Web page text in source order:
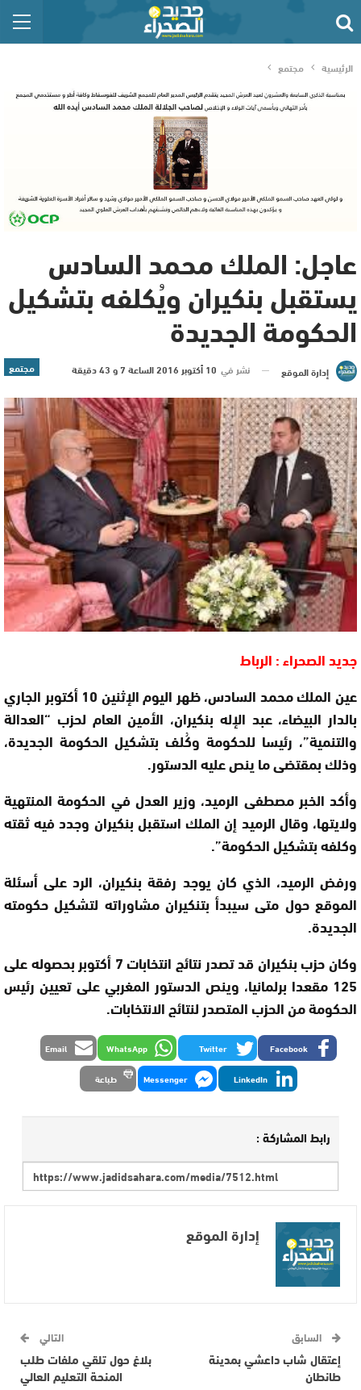
الرئيسية مجتمع
عاجل: الملك محمد السادس
يستقبل بنكيران ويُكلفه بتشكيل
الحكومة الجديدة
مجتمع إدارة الموقع نشر في 10 أكتوبر 2016 الساعة 7 و 43 دقيقة
جديد الصحراء : الرباط
عين الملك محمد السادس، ظهر اليوم الإثنين 10 أكتوبر الجاري
بالدار البيضاء، عبد الإله بنكيران، الأمين العام لحزب “العدالة
والتنمية”، رئيسا للحكومة وكُلف بتشكيل الحكومة الجديدة،
وذلك بمقتضى ما ينص عليه الدستور.
وأكد الخبر مصطفى الرميد، وزير العدل في الحكومة المنتهية
ولايتها، وقال الرميد إن الملك استقبل بنكيران وجدد فيه ثقته
وكلفه بتشكيل الحكومة”.
ورفض الرميد، الذي كان يوجد رفقة بنكيران، الرد على أسئلة
الموقع حول متى سيبدأ بتنكيران مشاوراته لتشكيل حكومته
الجديدة.
وكان حزب بنكيران قد تصدر نتائج انتخابات 7 أكتوبر بحصوله على
125 مقعدا برلمانيا، وينص الدستور المغربي على تعيين رئيس
الحكومة من الحزب المتصدر لنتائج الانتخابات.
Facebook
Twitter
WhatsApp
Email
LinkedIn
Messenger طباعة
رابط المشاركة :
إدارة الموقع
السابق
إعتقال شاب داعشي بمدينة
طانطان
التالي
بلاغ حول تلقي ملفات طلب
المنحة التعليم العالي